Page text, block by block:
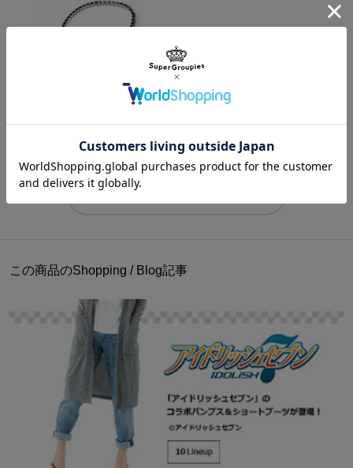
商品をもっと見る
この商品のShopping / Blog記事